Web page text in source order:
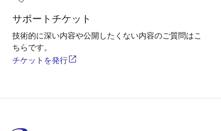
サポートチケット
技術的に深い内容や公開したくない内容のご質問はこ
ちらです。
チケットを発行